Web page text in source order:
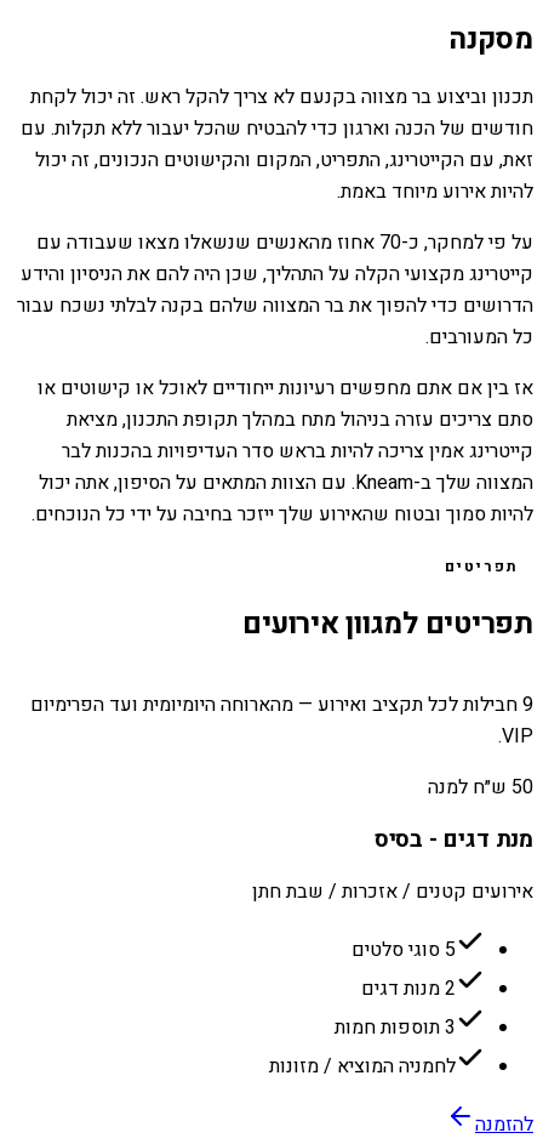
מסקנה
תכנון וביצוע בר מצווה בקנעם לא צריך להקל ראש. זה יכול לקחת
חודשים של הכנה וארגון כדי להבטיח שהכל יעבור ללא תקלות. עם
זאת, עם הקייטרינג, התפריט, המקום והקישוטים הנכונים, זה יכול
להיות אירוע מיוחד באמת.
על פי למחקר, כ-70 אחוז מהאנשים שנשאלו מצאו שעבודה עם
קייטרינג מקצועי הקלה על התהליך, שכן היה להם את הניסיון והידע
הדרושים כדי להפוך את בר המצווה שלהם בקנה לבלתי נשכח עבור
כל המעורבים.
אז בין אם אתם מחפשים רעיונות ייחודיים לאוכל או קישוטים או
סתם צריכים עזרה בניהול מתח במהלך תקופת התכנון, מציאת
קייטרינג אמין צריכה להיות בראש סדר העדיפויות בהכנות לבר
המצווה שלך ב-Kneam. עם הצוות המתאים על הסיפון, אתה יכול
להיות סמוך ובטוח שהאירוע שלך ייזכר בחיבה על ידי כל הנוכחים.
תפריטים
תפריטים למגוון אירועים
9 חבילות לכל תקציב ואירוע — מהארוחה היומיומית ועד הפרימיום
VIP.
50 ש״ח למנה
מנת דגים - בסיס
אירועים קטנים / אזכרות / שבת חתן
5 סוגי סלטים
2 מנות דגים
3 תוספות חמות
לחמניה המוציא / מזונות
להזמנה